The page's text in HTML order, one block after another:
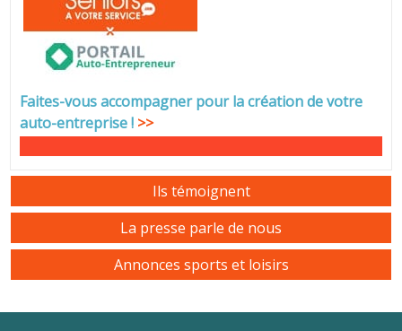
Faites-vous accompagner pour la création de votre
auto-entreprise! >>
Ils témoignent
La presse parle de nous
Annonces sports et loisirs